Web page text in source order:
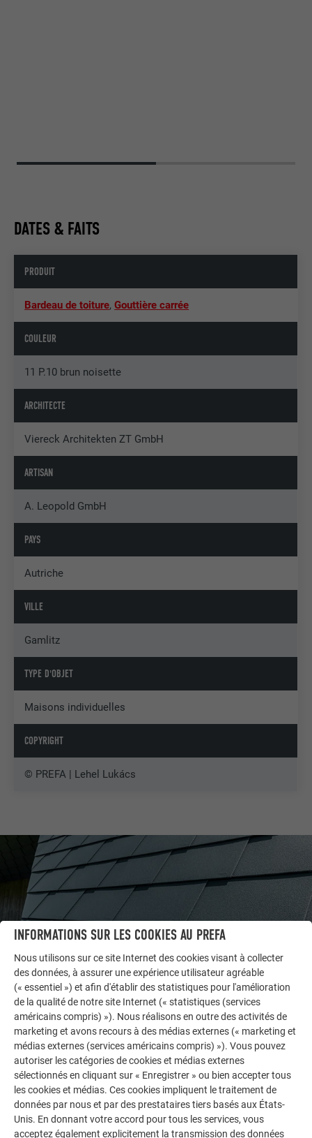
DATES & FAITS
PRODUIT
Bardeau de toiture,Gouttière carrée
COULEUR
11 P.10 brun noisette
ARCHITECTE
Viereck Architekten ZT GmbH
ARTISAN
A. Leopold GmbH
PAYS
Autriche
VILLE
Gamlitz
TYPE D'OBJET
Maisons individuelles
COPYRIGHT
© PREFA | Lehel Lukács
LAISSEZ-VOUS INSPIRER
AUTRES BÂTIMENTS
La galerie de références PREFA démontre la
polyvalence de l’aluminium. Découvrez d’autres projets
impressionnants avec les solutions en aluminium
durables de PREFA pour toitures, systèmes solaires et
façades.
INFORMATIONS SUR LES COOKIES AU PREFA
Nous utilisons sur ce site Internet des cookies visant à collecter
des données, à assurer une expérience utilisateur agréable
(« essentiel ») et afin d'établir des statistiques pour l'amélioration
de la qualité de notre site Internet (« statistiques (services
américains compris) »). Nous réalisons en outre des activités de
marketing et avons recours à des médias externes (« marketing et
médias externes (services américains compris) »). Vous pouvez
autoriser les catégories de cookies et médias externes
sélectionnés en cliquant sur « Enregistrer » ou bien accepter tous
les cookies et médias. Ces cookies impliquent le traitement de
données par nous et par des prestataires tiers basés aux États-
Unis. En donnant votre accord pour tous les services, vous
acceptez également explicitement la transmission des données